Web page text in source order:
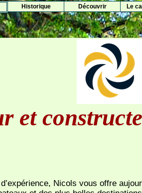
Historique Découvrir Le
et
Nicols vous offre